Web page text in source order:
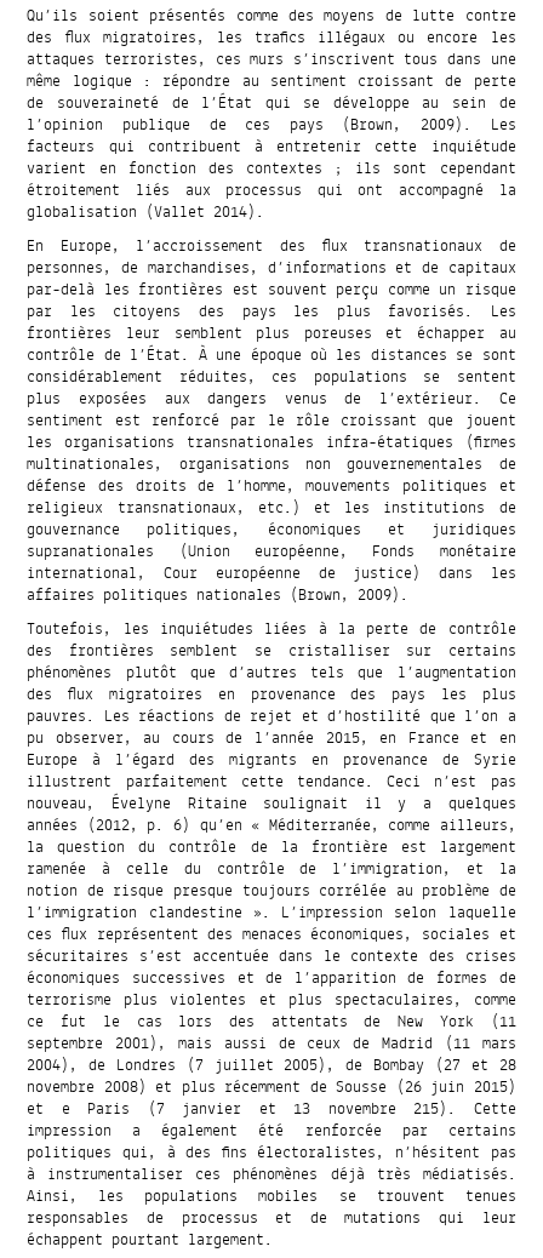
Qu’ils soient présentés comme des moyens de lutte contre
des flux migratoires, les trafics illégaux ou encore les
attaques terroristes, ces murs s’inscrivent tous dans une
même logique : répondre au sentiment croissant de perte
de souveraineté de l’État qui se développe au sein de
l’opinion publique de ces pays (Brown, 2009). Les
facteurs qui contribuent à entretenir cette inquiétude
varient en fonction des contextes ; ils sont cependant
étroitement liés aux processus qui ont accompagné la
globalisation (Vallet 2014).
En Europe, l’accroissement des flux transnationaux de
personnes, de marchandises, d’informations et de capitaux
par-delà les frontières est souvent perçu comme un risque
par les citoyens des pays les plus favorisés. Les
frontières leur semblent plus poreuses et échapper au
contrôle de l’État. À une époque où les distances se sont
considérablement réduites, ces populations se sentent
plus exposées aux dangers venus de l’extérieur. Ce
sentiment est renforcé par le rôle croissant que jouent
les organisations transnationales infra-étatiques (firmes
multinationales, organisations non gouvernementales de
défense des droits de l’homme, mouvements politiques et
religieux transnationaux, etc.) et les institutions de
gouvernance politiques, économiques et juridiques
supranationales (Union européenne, Fonds monétaire
international, Cour européenne de justice) dans les
affaires politiques nationales (Brown, 2009).
Toutefois, les inquiétudes liées à la perte de contrôle
des frontières semblent se cristalliser sur certains
phénomènes plutôt que d’autres tels que l’augmentation
des flux migratoires en provenance des pays les plus
pauvres. Les réactions de rejet et d’hostilité que l’on a
pu observer, au cours de l’année 2015, en France et en
Europe à l’égard des migrants en provenance de Syrie
illustrent parfaitement cette tendance. Ceci n’est pas
nouveau, Évelyne Ritaine soulignait il y a quelques
années (2012, p. 6) qu’en « Méditerranée, comme ailleurs,
la question du contrôle de la frontière est largement
ramenée à celle du contrôle de l’immigration, et la
notion de risque presque toujours corrélée au problème de
l’immigration clandestine ». L’impression selon laquelle
ces flux représentent des menaces économiques, sociales et
sécuritaires s’est accentuée dans le contexte des crises
économiques successives et de l’apparition de formes de
terrorisme plus violentes et plus spectaculaires, comme
ce fut le cas lors des attentats de New York (11
septembre 2001), mais aussi de ceux de Madrid (11 mars
2004), de Londres (7 juillet 2005), de Bombay (27 et 28
novembre 2008) et plus récemment de Sousse (26 juin 2015)
et e Paris (7 janvier et 13 novembre 215). Cette
impression a également été renforcée par certains
politiques qui, à des fins électoralistes, n’hésitent pas
à instrumentaliser ces phénomènes déjà très médiatisés.
Ainsi, les populations mobiles se trouvent tenues
responsables de processus et de mutations qui leur
échappent pourtant largement.